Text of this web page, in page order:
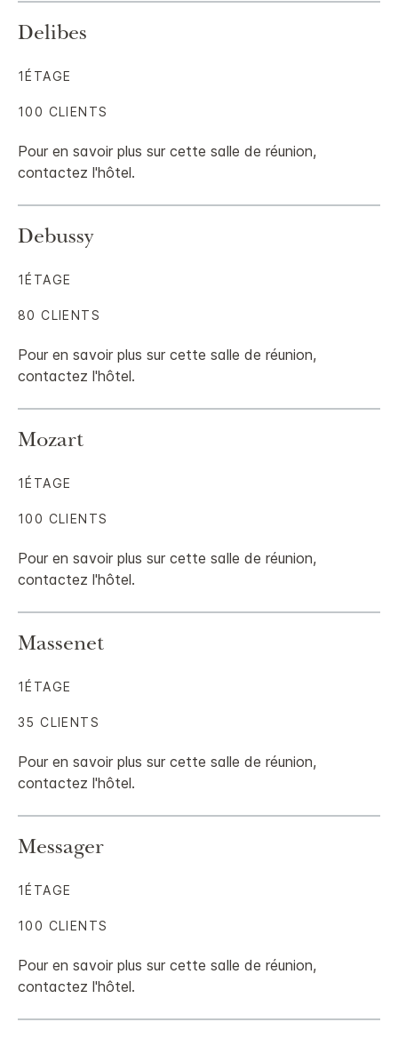
Delibes
Pour en savoir plus sur cette salle de réunion,
contactez l'hôtel.
1ÉTAGE
100 CLIENTS
Debussy
Pour en savoir plus sur cette salle de réunion,
contactez l'hôtel.
1ÉTAGE
80 CLIENTS
Mozart
Pour en savoir plus sur cette salle de réunion,
contactez l'hôtel.
1ÉTAGE
100 CLIENTS
Massenet
Pour en savoir plus sur cette salle de réunion,
contactez l'hôtel.
1ÉTAGE
35 CLIENTS
Messager
Pour en savoir plus sur cette salle de réunion,
contactez l'hôtel.
1ÉTAGE
100 CLIENTS